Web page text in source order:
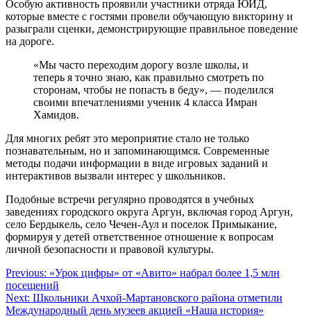
Особую активность проявили участники отряда ЮИД,
которые вместе с гостями провели обучающую викторину и
разыграли сценки, демонстрирующие правильное поведение
на дороге.
«Мы часто переходим дорогу возле школы, и
теперь я точно знаю, как правильно смотреть по
сторонам, чтобы не попасть в беду», — поделился
своими впечатлениями ученик 4 класса Имран
Хамидов.
Для многих ребят это мероприятие стало не только
познавательным, но и запоминающимся. Современные
методы подачи информации в виде игровых заданий и
интерактивов вызвали интерес у школьников.
Подобные встречи регулярно проводятся в учебных
заведениях городского округа Аргун, включая город Аргун,
село Бердыкель, село Чечен-Аул и поселок Примыкание,
формируя у детей ответственное отношение к вопросам
личной безопасности и правовой культуры.
Навигация
по
записям
Previous: «Урок цифры» от «Авито» набрал более 1,5 млн
посещений
Next: Школьники Ачхой-Мартановского района отметили
Международный день музеев акцией «Наша история»